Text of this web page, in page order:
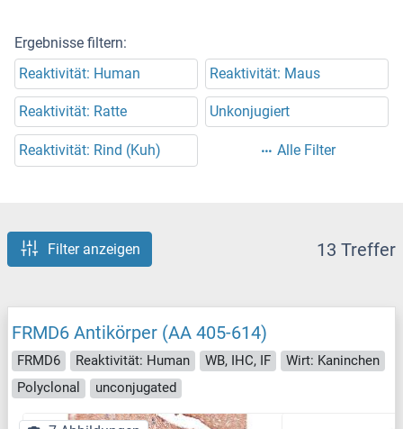
Ergebnisse filtern:
Reaktivität: Human
Reaktivität: Maus
Reaktivität: Ratte Unkonjugiert
Reaktivität: Rind (Kuh) Alle Filter
Filter anzeigen 13 Treffer
FRMD6 Antikörper (AA 405-614)
FRMD6 Reaktivität: Human WB, IHC, IF
Wirt: Kaninchen
Polyclonal
unconjugated